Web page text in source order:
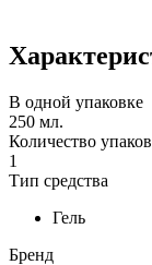
В одной упаковке
250 мл.
Количество
1
Тип средства
Гель
Бренд